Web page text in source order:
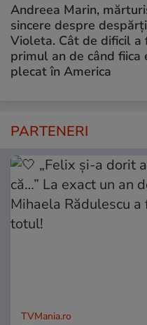
Andreea Marin,
sincere despre
Violeta. Cât de dificil a
primul an de când fiica
plecat în America
PARTENERI
TVMania.ro